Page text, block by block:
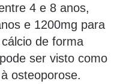
4 e 8 anos,
e 1200mg para
de forma
ser visto como
osteoporose.